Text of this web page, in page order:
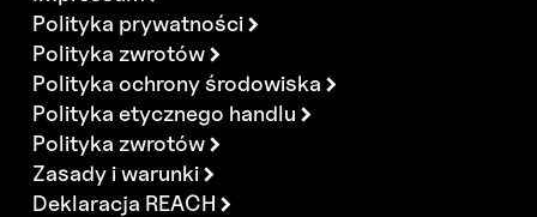
Polityka prywatności
Polityka zwrotów
Polityka ochrony środowiska
Polityka etycznego handlu
Polityka zwrotów
Zasady i warunki
Deklaracja REACH